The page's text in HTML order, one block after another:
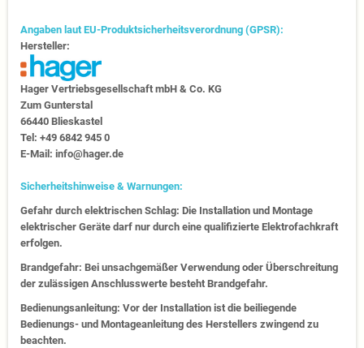
Angaben laut EU-Produktsicherheitsverordnung (GPSR):
Hersteller:
Hager Vertriebs­ge­sell­schaft mbH & Co. KG
Zum Gunter­stal
66440 Blies­kastel
Tel: +49 6842 945 0
E-Mail: info@hager.de
Sicherheitshinweise & Warnungen:
Gefahr durch elektrischen Schlag: Die Installation und Montage
elektrischer Geräte darf nur durch eine qualifizierte Elektrofachkraft
erfolgen.
Brandgefahr: Bei unsachgemäßer Verwendung oder Überschreitung
der zulässigen Anschlusswerte besteht Brandgefahr.
Bedienungsanleitung: Vor der Installation ist die beiliegende
Bedienungs- und Montageanleitung des Herstellers zwingend zu
beachten.